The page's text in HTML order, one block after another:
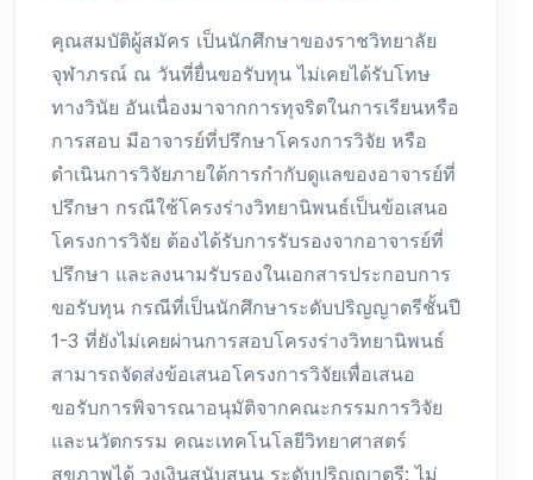
คุณสมบัติผู้สมัคร เป็นนักศึกษาของราชวิทยาลัย
จุฬาภรณ์ ณ วันที่ยื่นขอรับทุน ไม่เคยได้รับโทษ
ทางวินัย อันเนื่องมาจากการทุจริตในการเรียนหรือ
การสอบ มีอาจารย์ที่ปรึกษาโครงการวิจัย หรือ
ดำเนินการวิจัยภายใต้การกำกับดูแลของอาจารย์ที่
ปรึกษา กรณีใช้โครงร่างวิทยานิพนธ์เป็นข้อเสนอ
โครงการวิจัย ต้องได้รับการรับรองจากอาจารย์ที่
ปรึกษา และลงนามรับรองในเอกสารประกอบการ
ขอรับทุน กรณีที่เป็นนักศึกษาระดับปริญญาตรีชั้นปี
1-3 ที่ยังไม่เคยผ่านการสอบโครงร่างวิทยานิพนธ์
สามารถจัดส่งข้อเสนอโครงการวิจัยเพื่อเสนอ
ขอรับการพิจารณาอนุมัติจากคณะกรรมการวิจัย
และนวัตกรรม คณะเทคโนโลยีวิทยาศาสตร์
สุขภาพได้ วงเงินสนับสนุน ระดับปริญญาตรี: ไม่